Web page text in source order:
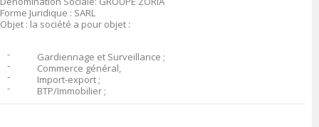
Forme Juridique : SARL
Objet : la société a pour objet :
־
־
־
־
Gardiennage et Surveillance ;
Commerce général,
Import-export ;
BTP/Immobilier ;